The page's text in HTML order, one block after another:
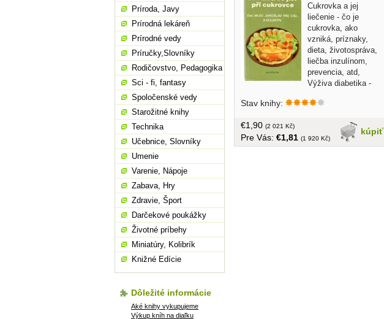
Cukrovka a jej
liečenie - čo je
cukrovka, ako
vzniká, príznaky,
dieta, životospráva,
liečba inzulínom,
prevencia, atd,
Výživa diabetika -
Ako variť diabetikovi - hlavné zložky,
jedálníček, atd....v češtine, obal
poškodený, 376 strán, 16 strán obraz.
prílohy
Stav knihy:
kúpiť
€1,90 (2 021 Kč)
Pre Vás: €1,81 (1 920 Kč)
Príroda, Javy
Prírodná lekáreň
Prírodné vedy
Príručky,Slovníky
Rodičovstvo, Pedagogika
Sci - fi, fantasy
Spoločenské vedy
Starožitné knihy
Technika
Učebnice, Slovníky
Umenie
Varenie, Nápoje
Zabava, Hry
Zdravie, Šport
Darčekové poukážky
Životné príbehy
Miniatúry, Kolibrík
Knižné Edície
Dôležité informácie
Aké knihy vykupujeme
Výkup kníh na diaľku